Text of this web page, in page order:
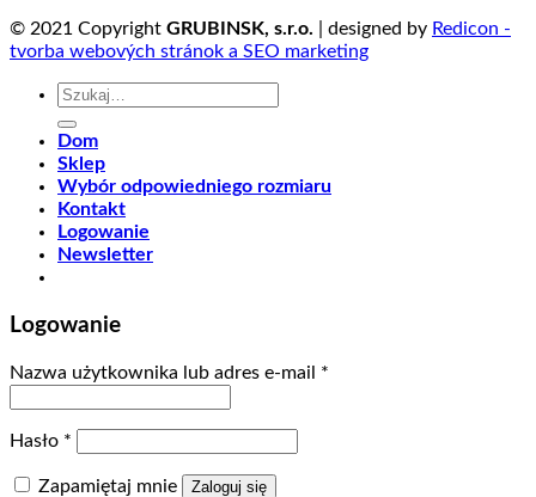
© 2021 Copyright GRUBINSK, s.r.o. | designed by Redicon -
tvorba webových stránok a SEO marketing
Szukaj:
Dom
Sklep
Wybór odpowiedniego rozmiaru
Kontakt
Logowanie
Newsletter
Logowanie
Nazwa użytkownika lub adres e-mail *
Hasło *
Zapamiętaj mnie Zaloguj się